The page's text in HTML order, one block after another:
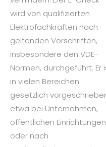
wird von qualifizierten
Elektrofachkräften nach
geltenden Vorschriften,
insbesondere den VDE-
Normen, durchgeführt. Er
in vielen Bereichen
gesetzlich
etwa bei Unternehmen,
öffentlichen Einrichtungen
oder nach